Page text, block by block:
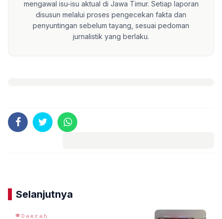
mengawal isu-isu aktual di Jawa Timur. Setiap laporan
disusun melalui proses pengecekan fakta dan
penyuntingan sebelum tayang, sesuai pedoman
jurnalistik yang berlaku.
Selanjutnya
𝙳𝚊𝚎𝚛𝚊𝚑